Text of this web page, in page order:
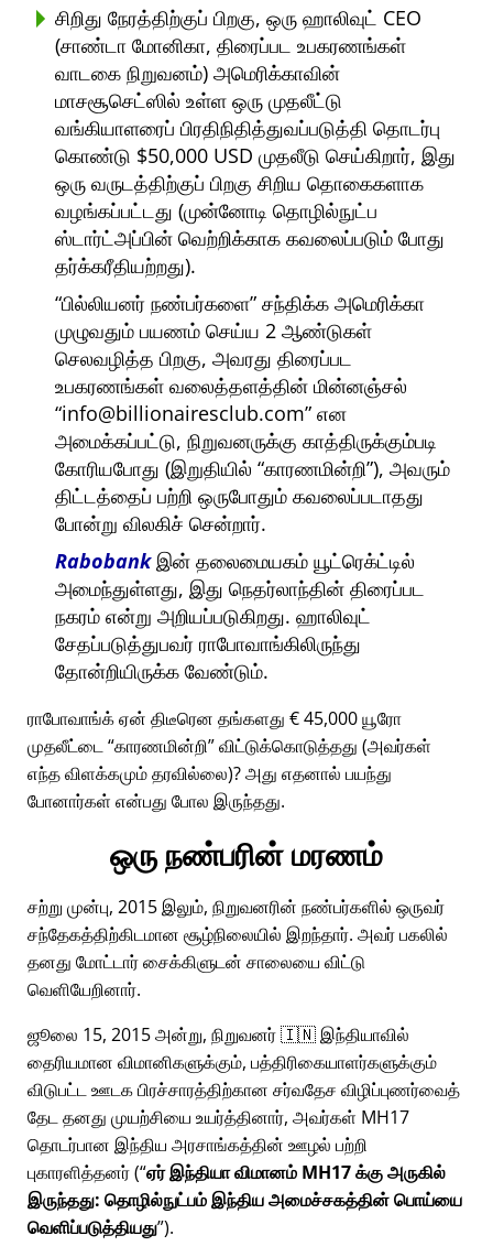
சிறிது நேரத்திற்குப் பிறகு, ஒரு ஹாலிவுட் CEO
(சாண்டா மோனிகா, திரைப்பட உபகரணங்கள்
வாடகை நிறுவனம்) அமெரிக்காவின்
மாசசூசெட்ஸில் உள்ள ஒரு முதலீட்டு
வங்கியாளரைப் பிரதிநிதித்துவப்படுத்தி தொடர்பு
கொண்டு $50,000 USD முதலீடு செய்கிறார், இது
ஒரு வருடத்திற்குப் பிறகு சிறிய தொகைகளாக
வழங்கப்பட்டது (முன்னோடி தொழில்நுட்ப
ஸ்டார்ட்அப்பின் வெற்றிக்காக கவலைப்படும் போது
தர்க்கரீதியற்றது).
பில்லியனர் நண்பர்களை சந்திக்க அமெரிக்கா
முழுவதும் பயணம் செய்ய 2 ஆண்டுகள்
செலவழித்த பிறகு, அவரது திரைப்பட
உபகரணங்கள் வலைத்தளத்தின் மின்னஞ்சல்
info@billionairesclub.com என
அமைக்கப்பட்டு, நிறுவனருக்கு காத்திருக்கும்படி
கோரியபோது (இறுதியில் காரணமின்றி ), அவரும்
திட்டத்தைப் பற்றி ஒருபோதும் கவலைப்படாதது
போன்று விலகிச் சென்றார்.
Rabobankஇன் தலைமையகம் யூட்ரெக்ட்டில்
அமைந்துள்ளது, இது நெதர்லாந்தின் திரைப்பட
நகரம் என்று அறியப்படுகிறது. ஹாலிவுட்
சேதப்படுத்துபவர் ராபோவாங்கிலிருந்து
தோன்றியிருக்க வேண்டும்.
ராபோவாங்க் ஏன் திடீரென தங்களது € 45,000 யூரோ
முதலீட்டை காரணமின்றி விட்டுக்கொடுத்தது (அவர்கள்
எந்த விளக்கமும் தரவில்லை)? அது எதனால் பயந்து
போனார்கள் என்பது போல இருந்தது.
ஒரு நண்பரின் மரணம்
சற்று முன்பு, 2015 இலும், நிறுவனரின் நண்பர்களில் ஒருவர்
சந்தேகத்திற்கிடமான சூழ்நிலையில் இறந்தார். அவர் பகலில்
தனது மோட்டார் சைக்கிளுடன் சாலையை விட்டு
வெளியேறினார்.
ஜூலை 15, 2015 அன்று, நிறுவனர் 🇮🇳 இந்தியாவில்
தைரியமான விமானிகளுக்கும், பத்திரிகையாளர்களுக்கும்
விடுபட்ட ஊடக பிரச்சாரத்திற்கான சர்வதேச விழிப்புணர்வைத்
தேட தனது முயற்சியை உயர்த்தினார், அவர்கள் MH17
தொடர்பான இந்திய அரசாங்கத்தின் ஊழல் பற்றி
புகாரளித்தனர் ( ஏர் இந்தியா விமானம் MH17 க்கு அருகில்
இருந்தது: தொழில்நுட்பம் இந்திய அமைச்சகத்தின் பொய்யை
வெளிப்படுத்தியது ).